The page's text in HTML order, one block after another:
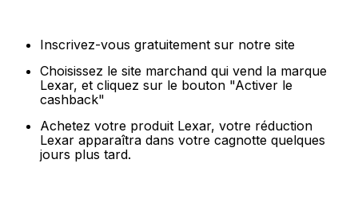
Inscrivez-vous gratuitement sur notre site
Choisissez le site marchand qui vend la marque
Lexar, et cliquez sur le bouton "Activer le
cashback"
Achetez votre produit Lexar, votre réduction
Lexar apparaîtra dans votre cagnotte quelques
jours plus tard.